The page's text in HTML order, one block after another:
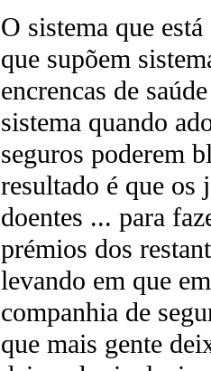
O sistema que
que supõem
encrencas de
sistema quando
seguros poderem
resultado é que os
doentes ... para
prémios dos
levando em que
companhia de
que mais gente